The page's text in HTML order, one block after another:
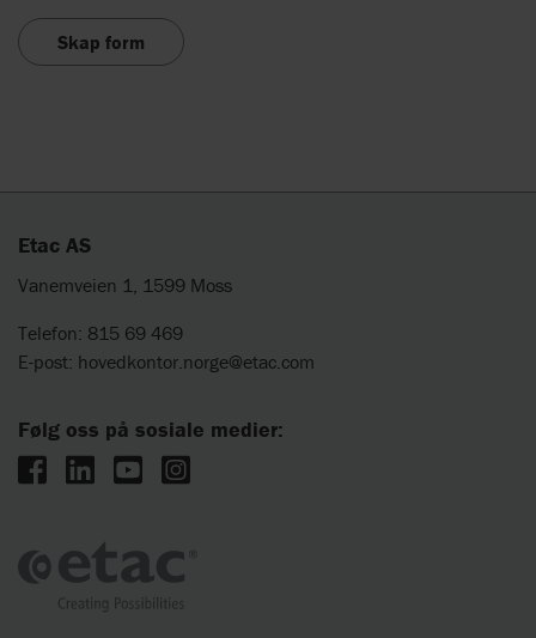
Skap form
Etac AS
Vanemveien 1, 1599 Moss
Telefon: 815 69 469
E-post: hovedkontor.norge@etac.com
Følg oss på sosiale medier: